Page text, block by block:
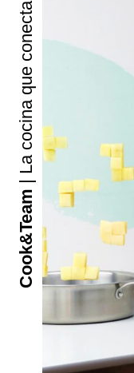
Cook&Team
| La cocina que conecta